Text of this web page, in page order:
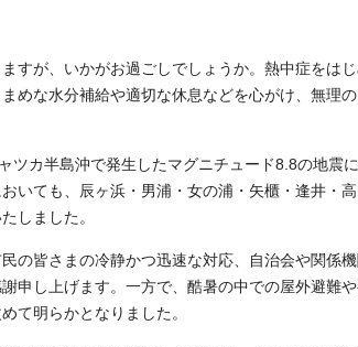
すが、いかがお過ごしでしょうか。熱中症をは
めな水分補給や適切な休息などを心がけ、無理
カ半島沖で発生したマグニチュード8.8の地震
いても、辰ヶ浜・男浦・女の浦・矢櫃・逢井・
しました。
の皆さまの冷静かつ迅速な対応、自治会や関係
申し上げます。一方で、酷暑の中での屋外避難
て明らかとなりました。